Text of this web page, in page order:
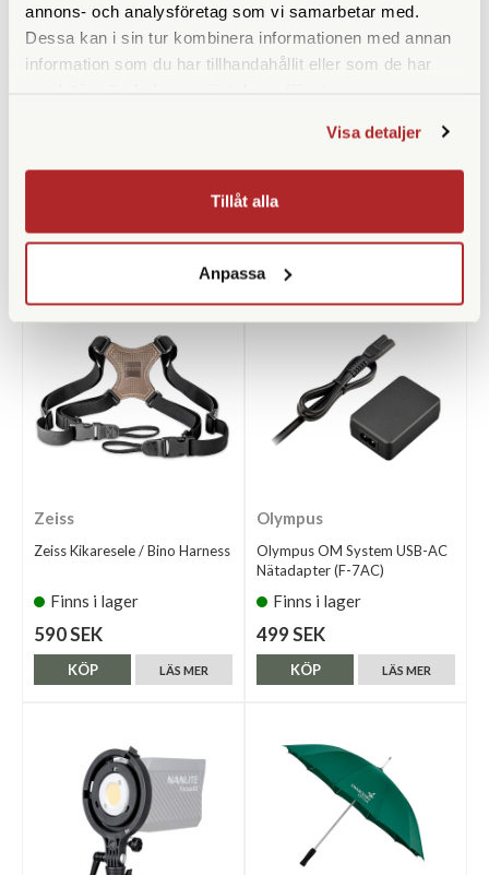
annons- och analysföretag som vi samarbetar med.
Dessa kan i sin tur kombinera informationen med annan
information som du har tillhandahållit eller som de har
Visa detaljer
Tillåt alla
Anpassa
Olympus Handledsrem Läder
Zeiss
Zeiss Kikaresele / Bino Harness
Finns i lager
590 SEK
LÄS MER
KÖP
Olympus
Olympus OM System USB-AC
Nätadapter (F-7AC)
Finns i lager
499 SEK
LÄS MER
KÖP